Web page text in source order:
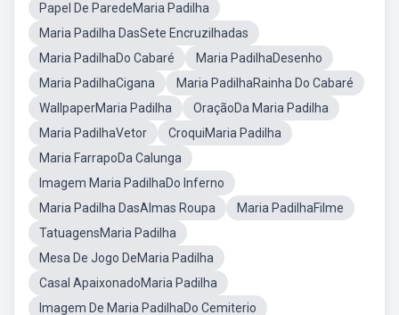
Papel De ParedeMaria Padilha
Maria Padilha DasSete Encruzilhadas
Maria PadilhaDo Cabaré
Maria PadilhaDesenho
Maria PadilhaCigana
Maria PadilhaRainha Do Cabaré
WallpaperMaria Padilha
OraçãoDa Maria Padilha
Maria PadilhaVetor
CroquiMaria Padilha
Maria FarrapoDa Calunga
Imagem Maria PadilhaDo Inferno
Maria Padilha DasAlmas Roupa
Maria PadilhaFilme
TatuagensMaria Padilha
Mesa De Jogo DeMaria Padilha
Casal ApaixonadoMaria Padilha
Imagem De Maria PadilhaDo Cemiterio